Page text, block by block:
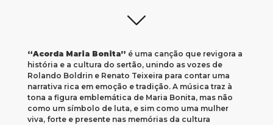
“Acorda Maria Bonita” é uma canção que revigora a
história e a cultura do sertão, unindo as vozes de
Rolando Boldrin e Renato Teixeira para contar uma
narrativa rica em emoção e tradição. A música traz à
tona a figura emblemática de Maria Bonita, mas não
como um símbolo de luta, e sim como uma mulher
viva, forte e presente nas memórias da cultura